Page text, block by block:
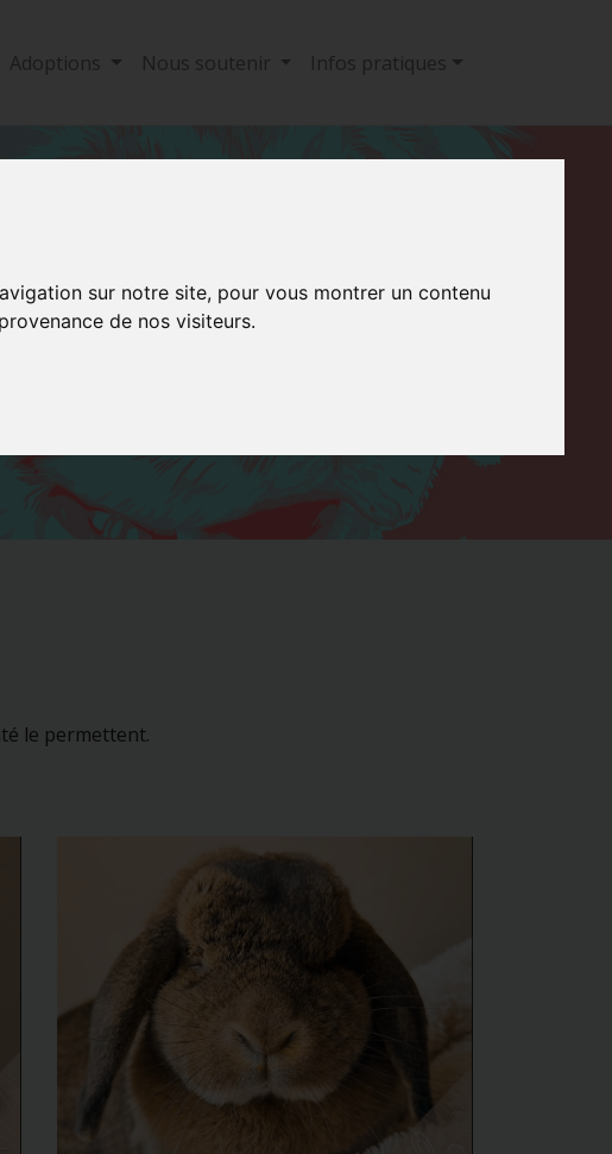
sur notre site, pour vous montrer un contenu
de nos visiteurs.
Adoptions Nous soutenir Infos pratiques
le permettent.